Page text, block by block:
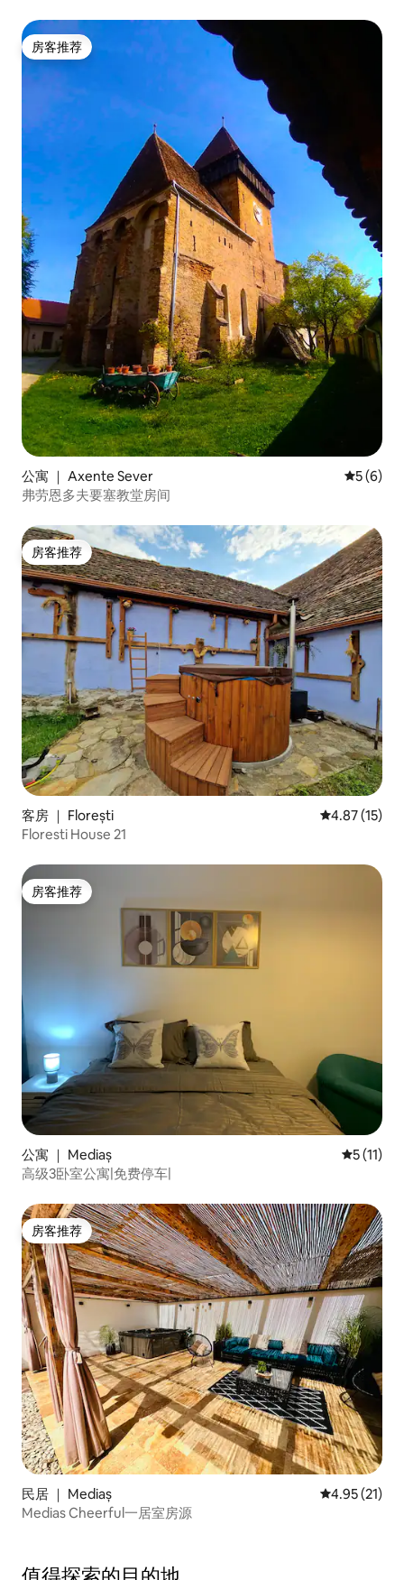
房客推荐
房客推荐
公寓 ｜ Axente Sever 平均评分
5 (6)
弗劳恩多夫要塞教堂房间
房客推荐
房客推荐
客房 ｜ Florești 平均评分
4.87 (15)
Floresti House 21
房客推荐
房客推荐
公寓 ｜ Mediaș 平均评分
5 (11)
高级3卧室公寓|免费停车|
房客推荐
房客推荐
民居 ｜ Mediaș 平均评分
4.95 (21)
Medias Cheerful一居室房源